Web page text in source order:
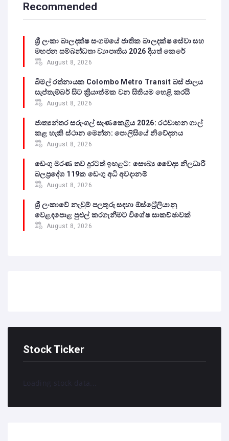
Recommended
ශ්‍රී ලංකා බාලදක්ෂ සංගමයේ ජාතික බාලදක්ෂ සේවා සහ
මහජන සම්බන්ධතා ව්‍යාපෘතිය 2026 දියත් කෙරේ
August 8, 2026
බිමල් රත්නායක Colombo Metro Transit බස් ජාලය
සැප්තැම්බර් සිට ක්‍රියාත්මක වන සිතියම හෙළි කරයි
August 8, 2026
ජාත්‍යන්තර සරුංගල් සැණකෙළිය 2026: රථවාහන ගාල්
කළ හැකි ස්ථාන මෙන්න: පොලිසියේ නිවේදනය
August 8, 2026
ඩෙංගු මරණ තව දුරටත් ඉහළට: සෞඛ්‍ය වෛද්‍ය නිලධාරී
බලප්‍රදේශ 119ක ඩෙංගු අධි අවදානම්
August 8, 2026
ශ්‍රී ලංකාවේ නැවුම් පලතුරු සඳහා ඕස්ට්‍රේලියානු
වෙළඳපොළ පුළුල් කරගැනීමට විශේෂ සාකච්ඡාවක්
August 8, 2026
Stock Ticker
Loading stock data...